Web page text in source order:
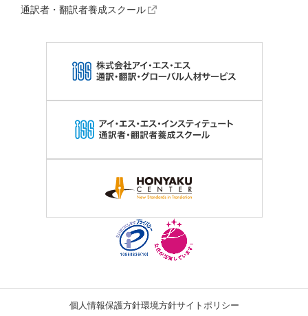
通訳者・翻訳者養成スクール
個人情報保護方針環境方針サイトポリシー